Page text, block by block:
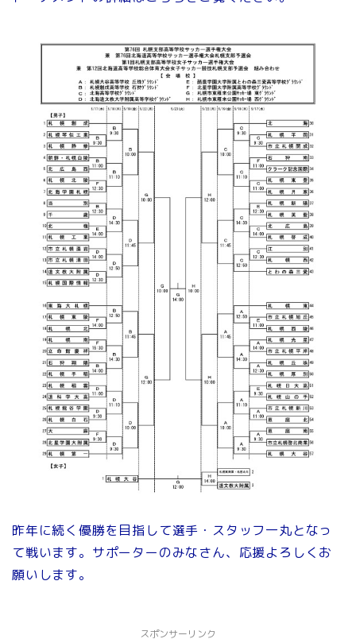
昨年に続く優勝を目指して選手・スタッフ一丸となっ
て戦います。サポーターのみなさん、応援よろしくお
願いします。
スポンサーリンク